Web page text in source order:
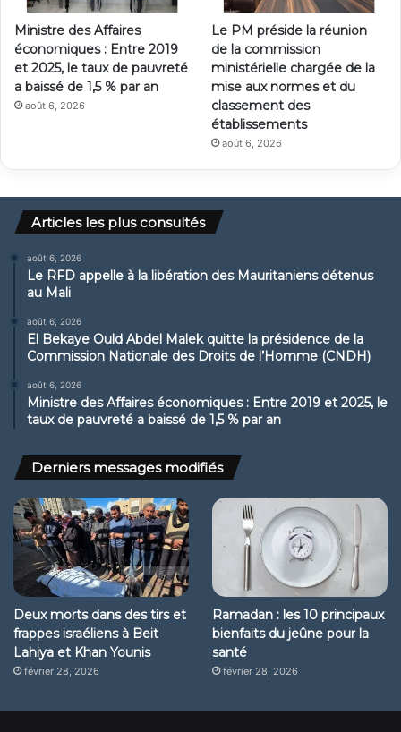
Ministre des Affaires
économiques : Entre 2019
et 2025, le taux de pauvreté
a baissé de 1,5 % par an
août 6, 2026
Le PM préside la réunion
de la commission
ministérielle chargée de la
mise aux normes et du
classement des
établissements
août 6, 2026
Articles les plus consultés
août 6, 2026
Le RFD appelle à la libération des Mauritaniens détenus
au Mali
août 6, 2026
El Bekaye Ould Abdel Malek quitte la présidence de la
Commission Nationale des Droits de l’Homme (CNDH)
août 6, 2026
Ministre des Affaires économiques : Entre 2019 et 2025, le
taux de pauvreté a baissé de 1,5 % par an
Derniers messages modifiés
Deux morts dans des tirs et
frappes israéliens à Beit
Lahiya et Khan Younis
février 28, 2026
Ramadan : les 10 principaux
bienfaits du jeûne pour la
santé
février 28, 2026